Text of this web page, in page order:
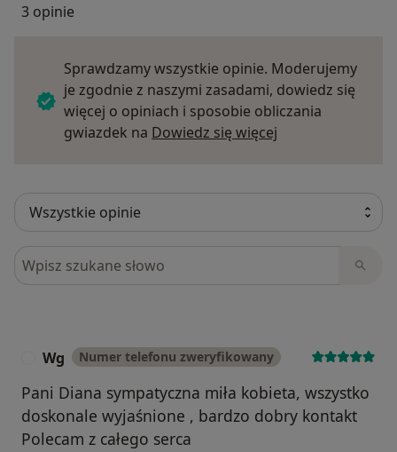
3 opinie
Sprawdzamy wszystkie opinie. Moderujemy
je zgodnie z naszymi zasadami, dowiedz się
więcej o opiniach i sposobie obliczania
gwiazdek na Dowiedz się więcej
Szukaj w opiniach
Wg Numer telefonu zweryfikowany
Pani Diana sympatyczna miła kobieta, wszystko
doskonale wyjaśnione , bardzo dobry kontakt
Polecam z całego serca